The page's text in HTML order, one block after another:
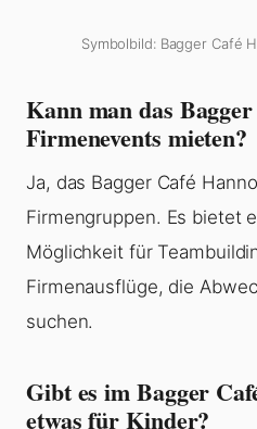
Symbolbild: Bagger Café
Kann man das
Firmenevents mieten?
Ja, das Bagger Café
Firmengruppen. Es bietet
Möglichkeit für
Firmenausflüge, die
suchen.
Gibt es im Bagger
etwas für Kinder?